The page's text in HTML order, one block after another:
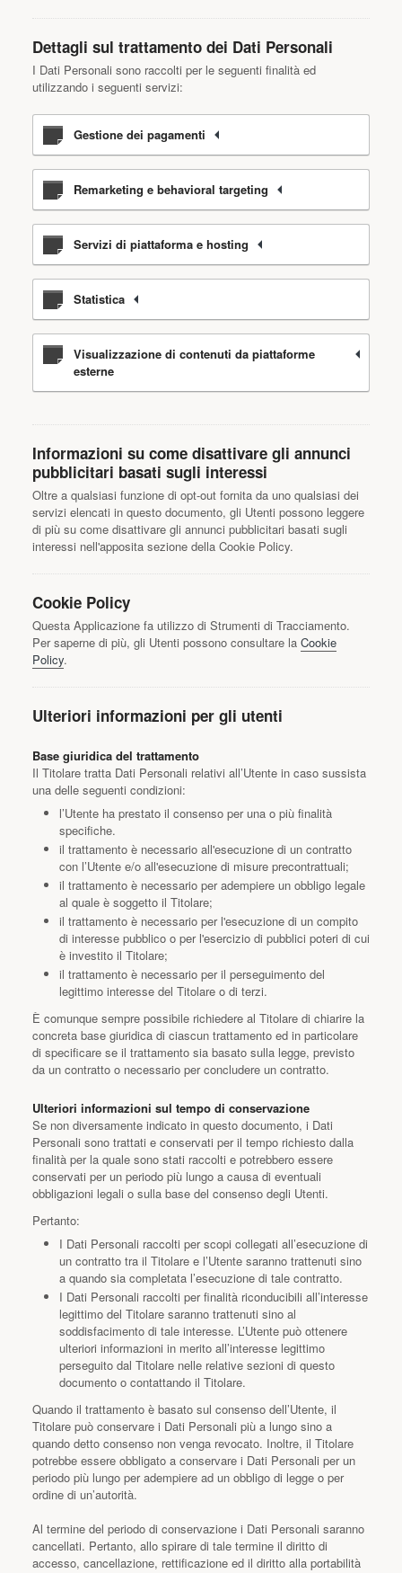
Dettagli sul trattamento dei Dati Personali
I Dati Personali sono raccolti per le seguenti finalità ed
utilizzando i seguenti servizi:
Gestione dei pagamenti
Remarketing e behavioral targeting
Servizi di piattaforma e hosting
Statistica
Visualizzazione di contenuti da piattaforme
esterne
Informazioni su come disattivare gli annunci
pubblicitari basati sugli interessi
Oltre a qualsiasi funzione di opt-out fornita da uno qualsiasi dei
servizi elencati in questo documento, gli Utenti possono leggere
di più su come disattivare gli annunci pubblicitari basati sugli
interessi nell'apposita sezione della Cookie Policy.
Cookie Policy
Questa Applicazione fa utilizzo di Strumenti di Tracciamento.
Per saperne di più, gli Utenti possono consultare la Cookie
Policy.
Ulteriori informazioni per gli utenti
Base giuridica del trattamento
Il Titolare tratta Dati Personali relativi all’Utente in caso sussista
una delle seguenti condizioni:
l’Utente ha prestato il consenso per una o più finalità
specifiche.
il trattamento è necessario all'esecuzione di un contratto
con l’Utente e/o all'esecuzione di misure precontrattuali;
il trattamento è necessario per adempiere un obbligo legale
al quale è soggetto il Titolare;
il trattamento è necessario per l'esecuzione di un compito
di interesse pubblico o per l'esercizio di pubblici poteri di cui
è investito il Titolare;
il trattamento è necessario per il perseguimento del
legittimo interesse del Titolare o di terzi.
È comunque sempre possibile richiedere al Titolare di chiarire la
concreta base giuridica di ciascun trattamento ed in particolare
di specificare se il trattamento sia basato sulla legge, previsto
da un contratto o necessario per concludere un contratto.
Ulteriori informazioni sul tempo di conservazione
Se non diversamente indicato in questo documento, i Dati
Personali sono trattati e conservati per il tempo richiesto dalla
finalità per la quale sono stati raccolti e potrebbero essere
conservati per un periodo più lungo a causa di eventuali
obbligazioni legali o sulla base del consenso degli Utenti.
Pertanto:
I Dati Personali raccolti per scopi collegati all’esecuzione di
un contratto tra il Titolare e l’Utente saranno trattenuti sino
a quando sia completata l’esecuzione di tale contratto.
I Dati Personali raccolti per finalità riconducibili all’interesse
legittimo del Titolare saranno trattenuti sino al
soddisfacimento di tale interesse. L’Utente può ottenere
ulteriori informazioni in merito all’interesse legittimo
perseguito dal Titolare nelle relative sezioni di questo
documento o contattando il Titolare.
Quando il trattamento è basato sul consenso dell’Utente, il
Titolare può conservare i Dati Personali più a lungo sino a
quando detto consenso non venga revocato. Inoltre, il Titolare
potrebbe essere obbligato a conservare i Dati Personali per un
periodo più lungo per adempiere ad un obbligo di legge o per
ordine di un’autorità.
Al termine del periodo di conservazione i Dati Personali saranno
cancellati. Pertanto, allo spirare di tale termine il diritto di
accesso, cancellazione, rettificazione ed il diritto alla portabilità